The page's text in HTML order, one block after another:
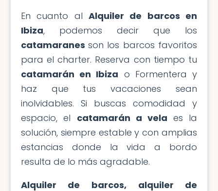
En cuanto alAlquiler de barcos en
Ibiza, podemos decir que los
catamaranesson los barcos favoritos
para el charter. Reserva con tiempo tu
catamarán en Ibizao Formentera y
haz que tus vacaciones sean
inolvidables. Si buscas comodidad y
espacio, elcatamarán a velaes la
solución, siempre estable y con amplias
estancias donde la vida a bordo